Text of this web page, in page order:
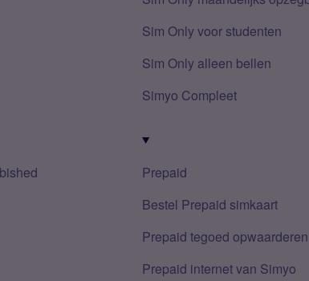
Sim Only voor studenten
Sim Only alleen bellen
Simyo Compleet
Prepaid
Bestel Prepaid simkaart
Prepaid tegoed opwaarderen
Prepaid internet van Simyo